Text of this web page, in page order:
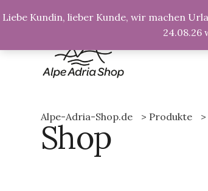
Liebe Kundin, lieber Kunde, wir machen
24.08.26
info@alpe-adria-shop.de
Alpe-Adria-Shop.de > Produkte >
Shop